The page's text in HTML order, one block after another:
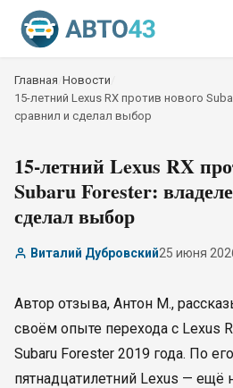
Главная Новости
15-летний Lexus RX против нового
сравнил и сделал выбор
15-летний Lexus RX
Subaru Forester:
сделал выбор
Виталий Дубровский25 июня
Автор отзыва, Антон М.,
своём опыте перехода с Lexus
Subaru Forester 2019 года. По
пятнадцатилетний Lexus — ещё